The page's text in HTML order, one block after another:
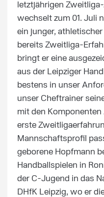
letztjährigen
wechselt zum 01. Juli
ein junger, athletischer
bereits Zweitliga-
bringt er eine
aus der Leipziger
bestens in unser
unser Cheftrainer
mit den
erste
Mannschaftsprofil
geborene Hopfmann
Handballspielen in
der C-Jugend in das
DHfK Leipzig, wo er